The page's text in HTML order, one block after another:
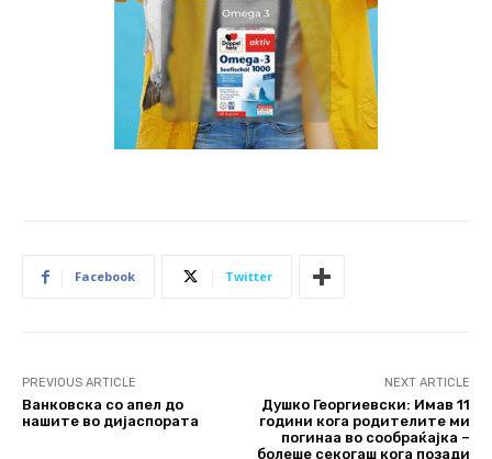
Facebook Twitter
PREVIOUS ARTICLE
Ванковска со апел до
нашите во дијаспората
NEXT ARTICLE
Душко Георгиевски: Имав 11
години кога родителите ми
погинаа во сообраќајка –
болеше секогаш кога позади